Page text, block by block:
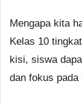
Mengapa kita
Kelas 10
kisi, siswa
dan fokus